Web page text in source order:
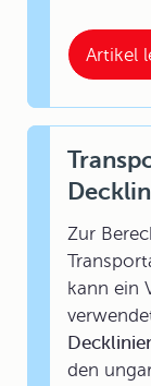
Artikel
Zur
kann ein
den